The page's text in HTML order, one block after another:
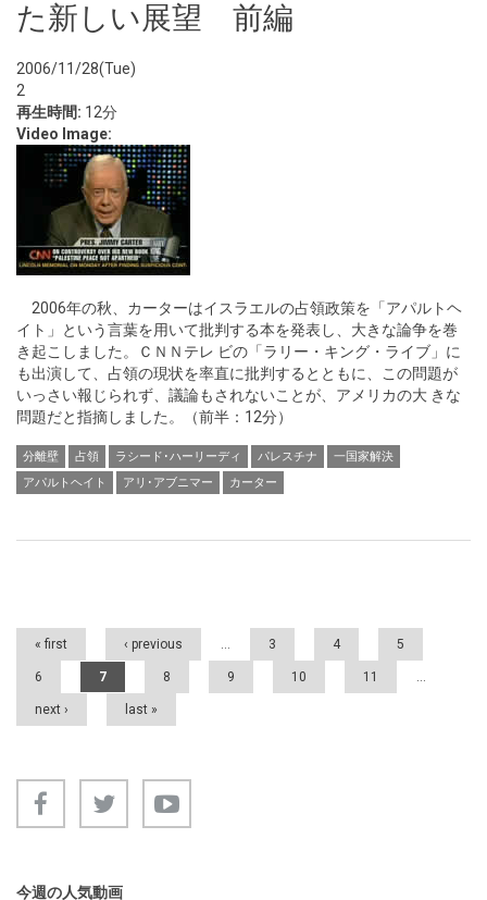
た新しい展望 前編
2006/11/28(Tue)
2
再生時間: 12分
Video Image:
2006年の秋、カーターはイスラエルの占領政策を「アパルトヘ
イト」という言葉を用いて批判する本を発表し、大きな論争を巻
き起こしました。ＣＮＮテレ ビの「ラリー・キング・ライブ」に
も出演して、占領の現状を率直に批判するとともに、この問題が
いっさい報じられず、議論もされないことが、アメリカの大 きな
問題だと指摘しました。（前半：12分）
分離壁 占領 ラシード･ハーリーディ パレスチナ
一国家解決
アパルトヘイト
アリ･アブニマー カーター
Pages
« first ‹ previous … 3 4 5
6 7 8 9 10 11 …
next › last »
今週の人気動画